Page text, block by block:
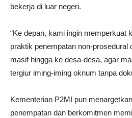
bekerja di luar negeri.
“Ke depan, kami ingin memperkuat
praktik penempatan non-prosedural
masif hingga ke desa-desa, agar
tergiur iming-iming oknum tanpa
Kementerian P2MI pun
penempatan dan berkomitmen